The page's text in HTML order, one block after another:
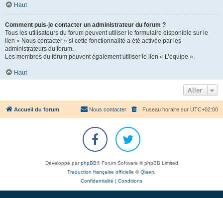
Haut
Comment puis-je contacter un administrateur du forum ?
Tous les utilisateurs du forum peuvent utiliser le formulaire disponible sur le
lien « Nous contacter » si cette fonctionnalité a été activée par les
administrateurs du forum.
Les membres du forum peuvent également utiliser le lien « L’équipe ».
Haut
Aller
Accueil du forum Fuseau horaire sur UTC+02:00
Nous contacter
Développé parphpBB® Forum Software © phpBB Limited
Traduction française officielle ©Qiaeru
Confidentialité
Conditions